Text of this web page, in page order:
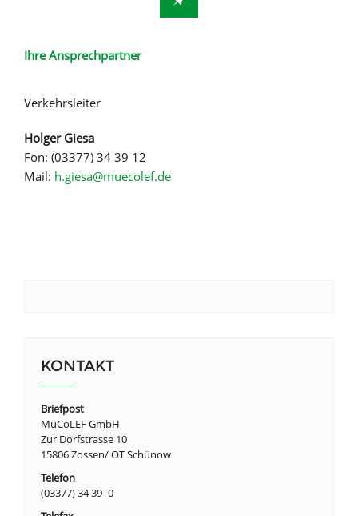
Ihre Ansprechpartner
Verkehrsleiter
Holger Giesa
Fon: (03377) 34 39 12
Mail: h.giesa@muecolef.de
KONTAKT
Briefpost
MüCoLEF GmbH
Zur Dorfstrasse 10
15806 Zossen/ OT Schünow
Telefon
(03377) 34 39 -0